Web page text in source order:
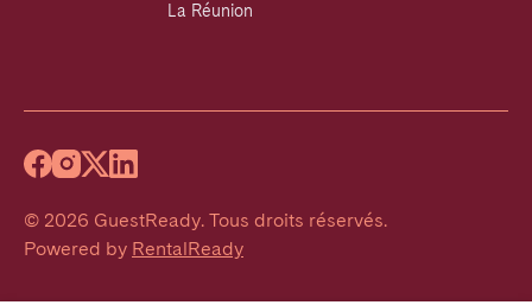
La Réunion
© 2026 GuestReady. Tous droits réservés.
Powered by RentalReady